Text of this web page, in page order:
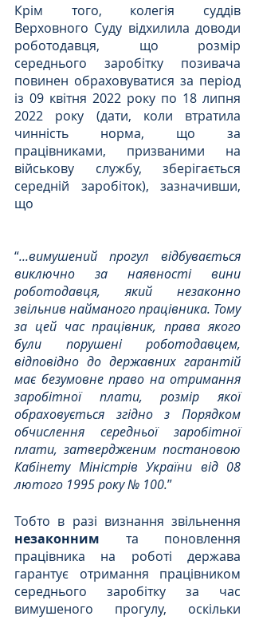
Крім того, колегія суддів
Верховного Суду відхилила доводи
роботодавця, що розмір
середнього заробітку позивача
повинен обраховуватися за період
із 09 квітня 2022 року по 18 липня
2022 року (дати, коли втратила
чинність норма, що за
працівниками, призваними на
військову службу, зберігається
середній заробіток), зазначивши,
що
“...вимушений прогул відбувається
виключно за наявності вини
роботодавця, який незаконно
звільнив найманого працівника. Тому
за цей час працівник, права якого
були порушені роботодавцем,
відповідно до державних гарантій
має безумовне право на отримання
заробітної плати, розмір якої
обраховується згідно з Порядком
обчислення середньої заробітної
плати, затвердженим постановою
Кабінету Міністрів України від 08
лютого 1995 року № 100.”
Тобто в разі визнання звільнення
незаконним та поновлення
працівника на роботі держава
гарантує отримання працівником
середнього заробітку за час
вимушеного прогулу, оскільки